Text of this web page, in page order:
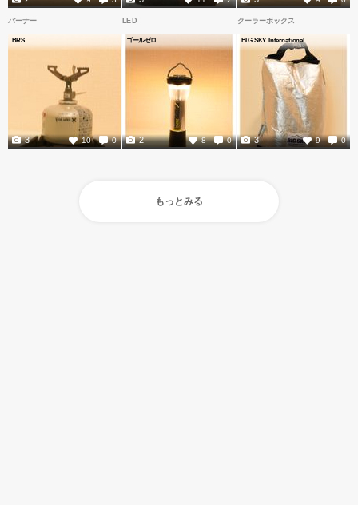
バーナー
BRS
10 0
3
LED
ゴールゼロ
8 0
2
クーラーボックス
BIG SKY International
9 0
3
もっとみる